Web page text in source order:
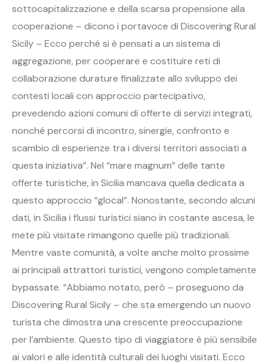
sottocapitalizzazione e della scarsa propensione alla
cooperazione – dicono i portavoce di Discovering Rural
Sicily – Ecco perché si è pensati a un sistema di
aggregazione, per cooperare e costituire reti di
collaborazione durature finalizzate allo sviluppo dei
contesti locali con approccio partecipativo,
prevedendo azioni comuni di offerte di servizi integrati,
nonché percorsi di incontro, sinergie, confronto e
scambio di esperienze tra i diversi territori associati a
questa iniziativa”. Nel “mare magnum” delle tante
offerte turistiche, in Sicilia mancava quella dedicata a
questo approccio “glocal”. Nonostante, secondo alcuni
dati, in Sicilia i flussi turistici siano in costante ascesa, le
mete più visitate rimangono quelle più tradizionali.
Mentre vaste comunità, a volte anche molto prossime
ai principali attrattori turistici, vengono completamente
bypassate. “Abbiamo notato, però – proseguono da
Discovering Rural Sicily – che sta emergendo un nuovo
turista che dimostra una crescente preoccupazione
per l’ambiente. Questo tipo di viaggiatore è più sensibile
ai valori e alle identità culturali dei luoghi visitati. Ecco